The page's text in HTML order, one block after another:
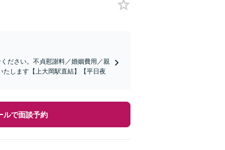
ださい。不貞慰謝料／婚姻費用／親
します【上大岡駅直結】【平日夜
ルで面談予約